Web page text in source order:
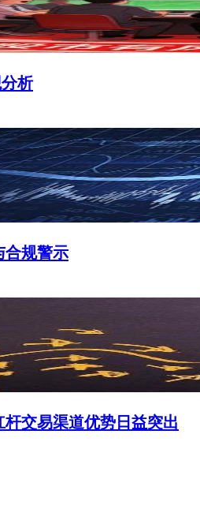
析
合规警示
交易渠道优势日益突出